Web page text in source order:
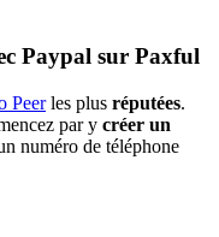
Paypal sur Paxful
Peerles plus réputées.
par y créer un
numéro de téléphone